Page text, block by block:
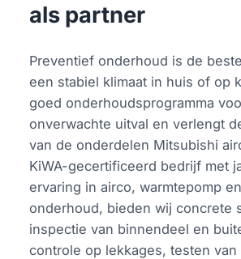
als partner
Preventief onderhoud is de
een stabiel klimaat in huis of op
goed onderhoudsprogramma
onverwachte uitval en verlengt
van de onderdelen Mitsubishi
KiWA-gecertificeerd bedrijf met
ervaring in airco, warmtepomp
onderhoud, bieden wij concrete
inspectie van binnendeel en
controle op lekkages, testen van